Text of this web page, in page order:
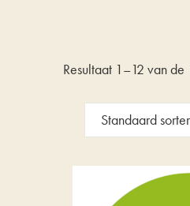
Resultaat 1–12 van
Standaard